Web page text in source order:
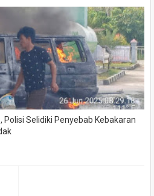
Polisi Selidiki Penyebab Kebakaran